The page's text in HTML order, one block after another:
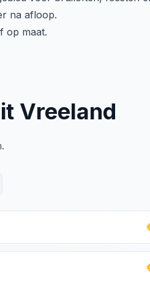
na afloop.
op maat.
Vreeland